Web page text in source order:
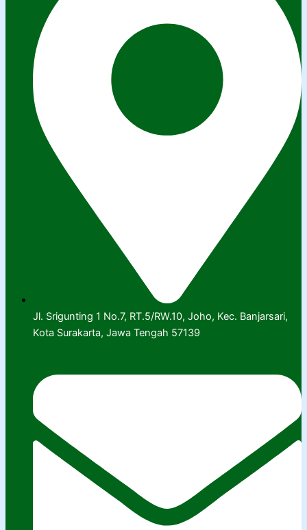
Jl. Srigunting 1 No.7, RT.5/RW.10, Joho, Kec. Banjarsari,
Kota Surakarta, Jawa Tengah 57139